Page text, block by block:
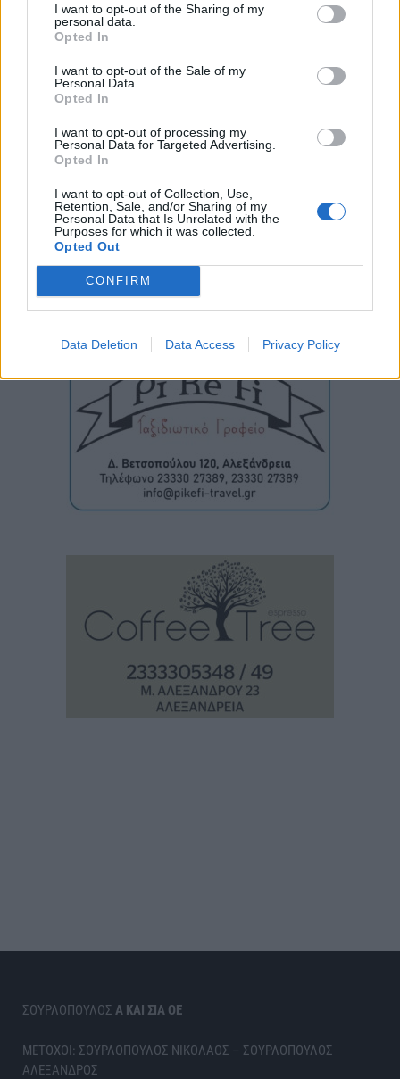
I want to opt-out of the Sharing of my
personal data.
Opted In
I want to opt-out of the Sale of my
Personal Data.
Opted In
I want to opt-out of processing my
Personal Data for Targeted Advertising.
Opted In
I want to opt-out of Collection, Use,
Retention, Sale, and/or Sharing of my
Personal Data that Is Unrelated with the
Purposes for which it was collected.
Opted Out
CONFIRM
Data Deletion Data Access Privacy Policy
ΣΟΥΡΛΟΠΟΥΛΟΣ Α ΚΑΙ ΣΙΑ ΟΕ
ΜΕΤΟΧΟΙ: ΣΟΥΡΛΟΠΟΥΛΟΣ ΝΙΚΟΛΑΟΣ – ΣΟΥΡΛΟΠΟΥΛΟΣ
ΑΛΕΞΑΝΔΡΟΣ